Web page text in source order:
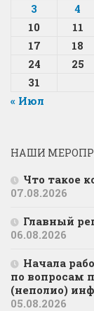
3
4
10
11
17
18
24
25
31
« Июл
НАШИ
Что такое
07.08.2026
Главный
06.08.2026
Начала
по вопросам
(неполио)
05.08.2026